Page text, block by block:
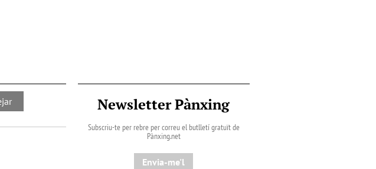
Newsletter Pànxing
Subscriu-te per rebre per correu el butlletí gratuït de
Pànxing.net​
Envia-me'l